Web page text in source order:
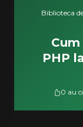
Biblioteca
PHP
0 au